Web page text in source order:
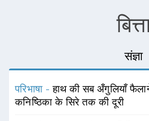
संज्ञा
परिभाषा -हाथ की सब अँगुलियाँ
कनिष्ठिका के सिरे तक की दूरी